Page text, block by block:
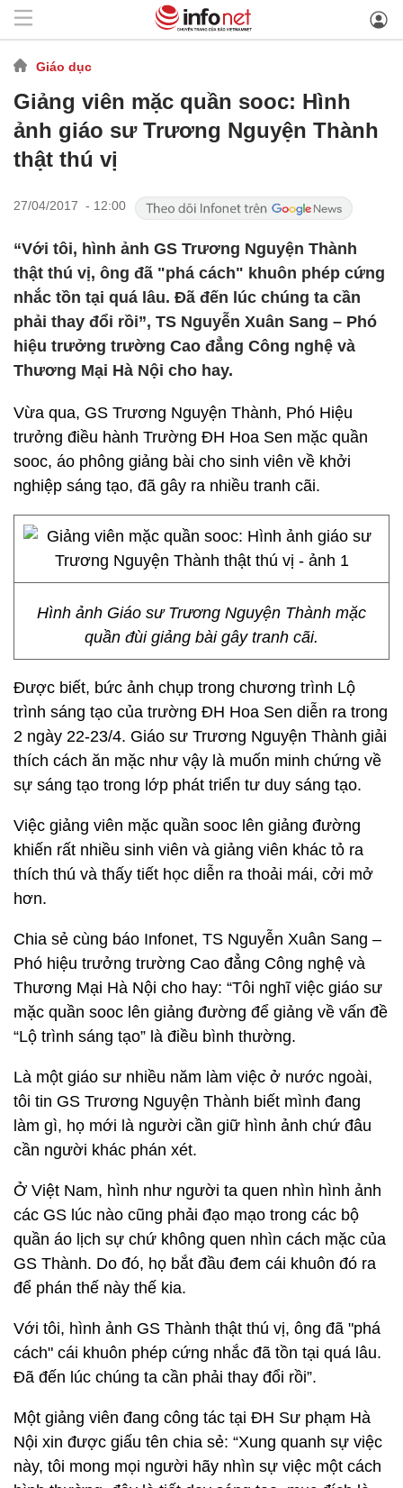
Giáo dục
Giảng viên mặc quần sooc: Hình
ảnh giáo sư Trương Nguyện Thành
thật thú vị
27/04/2017 - 12:00
“Với tôi, hình ảnh GS Trương Nguyện Thành
thật thú vị, ông đã "phá cách" khuôn phép cứng
nhắc tồn tại quá lâu. Đã đến lúc chúng ta cần
phải thay đổi rồi”, TS Nguyễn Xuân Sang – Phó
hiệu trưởng trường Cao đẳng Công nghệ và
Thương Mại Hà Nội cho hay.
Vừa qua, GS Trương Nguyện Thành, Phó Hiệu
trưởng điều hành Trường ĐH Hoa Sen mặc quần
sooc, áo phông giảng bài cho sinh viên về khởi
nghiệp sáng tạo, đã gây ra nhiều tranh cãi.
Hình ảnh Giáo sư Trương Nguyện Thành mặc
quần đùi giảng bài gây tranh cãi.
Được biết, bức ảnh chụp trong chương trình Lộ
trình sáng tạo của trường ĐH Hoa Sen diễn ra trong
2 ngày 22-23/4. Giáo sư Trương Nguyện Thành giải
thích cách ăn mặc như vậy là muốn minh chứng về
sự sáng tạo trong lớp phát triển tư duy sáng tạo.
Việc giảng viên mặc quần sooc lên giảng đường
khiến rất nhiều sinh viên và giảng viên khác tỏ ra
thích thú và thấy tiết học diễn ra thoải mái, cởi mở
hơn.
Chia sẻ cùng báo Infonet, TS Nguyễn Xuân Sang –
Phó hiệu trưởng trường Cao đẳng Công nghệ và
Thương Mại Hà Nội cho hay: “Tôi nghĩ việc giáo sư
mặc quần sooc lên giảng đường để giảng về vấn đề
“Lộ trình sáng tạo” là điều bình thường.
Là một giáo sư nhiều năm làm việc ở nước ngoài,
tôi tin GS Trương Nguyện Thành biết mình đang
làm gì, họ mới là người cần giữ hình ảnh chứ đâu
cần người khác phán xét.
Ở Việt Nam, hình như người ta quen nhìn hình ảnh
các GS lúc nào cũng phải đạo mạo trong các bộ
quần áo lịch sự chứ không quen nhìn cách mặc của
GS Thành. Do đó, họ bắt đầu đem cái khuôn đó ra
để phán thế này thế kia.
Với tôi, hình ảnh GS Thành thật thú vị, ông đã "phá
cách" cái khuôn phép cứng nhắc đã tồn tại quá lâu.
Đã đến lúc chúng ta cần phải thay đổi rồi”.
Một giảng viên đang công tác tại ĐH Sư phạm Hà
Nội xin được giấu tên chia sẻ: “Xung quanh sự việc
này, tôi mong mọi người hãy nhìn sự việc một cách